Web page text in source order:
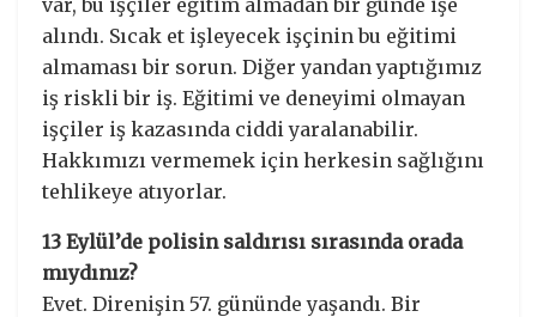
alındı. Sıcak et işleyecek işçinin bu eğitimi
almaması bir sorun. Diğer yandan yaptığımız
iş riskli bir iş. Eğitimi ve deneyimi olmayan
işçiler iş kazasında ciddi yaralanabilir.
Hakkımızı vermemek için herkesin sağlığını
tehlikeye atıyorlar.
13 Eylül’de polisin saldırısı sırasında orada
mıydınız?
Evet. Direnişin 57. gününde yaşandı. Bir